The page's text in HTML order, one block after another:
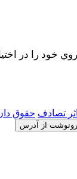
خود را در
تصادف حقوق
رونوشت از آدرس